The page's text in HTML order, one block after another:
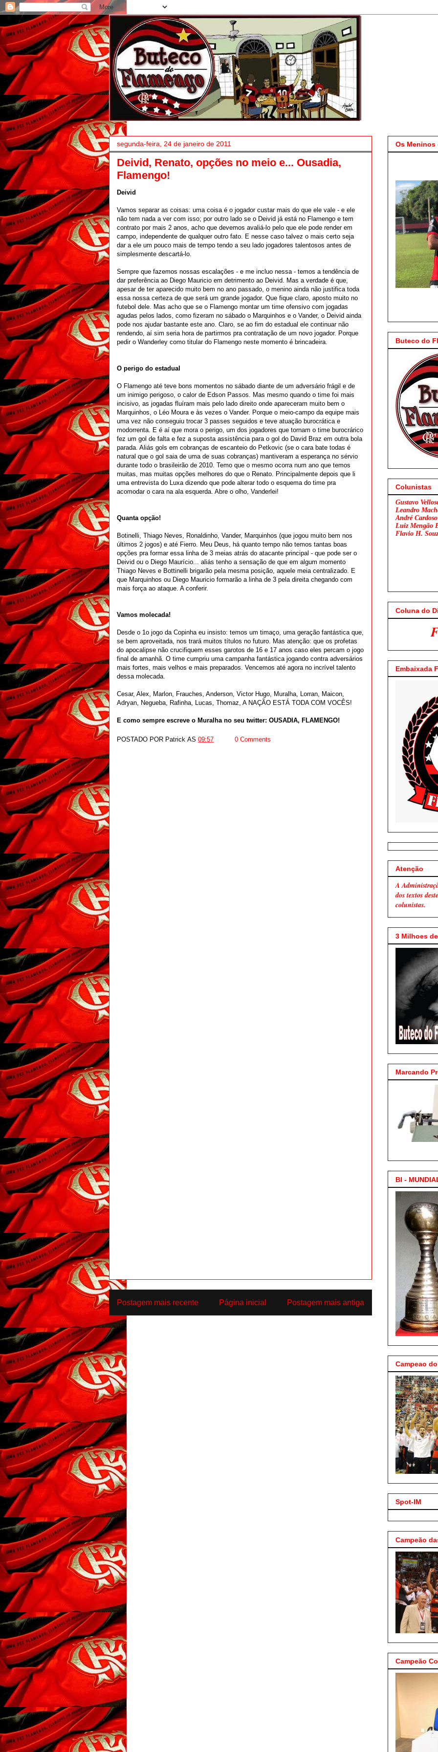
segunda-feira, 24 de janeiro de 2011
Deivid, Renato, opções no meio e... Ousadia,
Flamengo!
Deivid
Vamos separar as coisas: uma coisa é o jogador custar mais do que ele vale - e ele
não tem nada a ver com isso; por outro lado se o Deivid já está no Flamengo e tem
contrato por mais 2 anos, acho que devemos avaliá-lo pelo que ele pode render em
campo, independente de qualquer outro fato. E nesse caso talvez o mais certo seja
dar a ele um pouco mais de tempo tendo a seu lado jogadores talentosos antes de
simplesmente descartá-lo.
Sempre que fazemos nossas escalações - e me incluo nessa - temos a tendência de
dar preferência ao Diego Mauricio em detrimento ao Deivid. Mas a verdade é que,
apesar de ter aparecido muito bem no ano passado, o menino ainda não justifica toda
essa nossa certeza de que será um grande jogador. Que fique claro, aposto muito no
futebol dele. Mas acho que se o Flamengo montar um time ofensivo com jogadas
agudas pelos lados, como fizeram no sábado o Marquinhos e o Vander, o Deivid ainda
pode nos ajudar bastante este ano. Claro, se ao fim do estadual ele continuar não
rendendo, aí sim seria hora de partirmos pra contratação de um novo jogador. Porque
pedir o Wanderley como titular do Flamengo neste momento é brincadeira.
O perigo do estadual
O Flamengo até teve bons momentos no sábado diante de um adversário frágil e de
um inimigo perigoso, o calor de Edson Passos. Mas mesmo quando o time foi mais
incisivo, as jogadas fluíram mais pelo lado direito onde apareceram muito bem o
Marquinhos, o Léo Moura e às vezes o Vander. Porque o meio-campo da equipe mais
uma vez não conseguiu trocar 3 passes seguidos e teve atuação burocrática e
modorrenta. E é aí que mora o perigo, um dos jogadores que tornam o time burocrárico
fez um gol de falta e fez a suposta assistência para o gol do David Braz em outra bola
parada. Aliás gols em cobranças de escanteio do Petkovic (se o cara bate todas é
natural que o gol saia de uma de suas cobranças) mantiveram a esperança no sérvio
durante todo o brasileirão de 2010. Temo que o mesmo ocorra num ano que temos
muitas, mas muitas opções melhores do que o Renato. Principalmente depois que li
uma entrevista do Luxa dizendo que pode alterar todo o esquema do time pra
acomodar o cara na ala esquerda. Abre o olho, Vanderlei!
Quanta opção!
Botinelli, Thiago Neves, Ronaldinho, Vander, Marquinhos (que jogou muito bem nos
últimos 2 jogos) e até Fierro. Meu Deus, há quanto tempo não temos tantas boas
opções pra formar essa linha de 3 meias atrás do atacante principal - que pode ser o
Deivid ou o Diego Maurício... aliás tenho a sensação de que em algum momento
Thiago Neves e Bottinelli brigarão pela mesma posição, aquele meia centralizado. E
que Marquinhos ou Diego Mauricio formarão a linha de 3 pela direita chegando com
mais força ao ataque. A conferir.
Vamos molecada!
Desde o 1o jogo da Copinha eu insisto: temos um timaço, uma geração fantástica que,
se bem aproveitada, nos trará muitos títulos no futuro. Mas atenção: que os profetas
do apocalipse não crucifiquem esses garotos de 16 e 17 anos caso eles percam o jogo
final de amanhã. O time cumpriu uma campanha fantástica jogando contra adversários
mais fortes, mais velhos e mais preparados. Vencemos até agora no incrível talento
dessa molecada.
Cesar, Alex, Marlon, Frauches, Anderson, Victor Hugo, Muralha, Lorran, Maicon,
Adryan, Negueba, Rafinha, Lucas, Thomaz, A NAÇÃO ESTÁ TODA COM VOCÊS!
E como sempre escreve o Muralha no seu twitter: OUSADIA, FLAMENGO!
POSTADO POR Patrick AS 09:57 0 Comments
Postagem mais recente Postagem mais antiga
Página inicial
Os
Buteco do
Colunistas
Gustavo
Leandro
André Cardoso
Luiz Mengão
Flavio H.
Coluna do
Flamengo x
Embaixada
Atenção
A
dos textos
colunistas.
3 Milhoes
Marcando
BI -
Campeao
Spot-IM
Campeão
Campeão